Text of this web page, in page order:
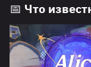
📅 Что